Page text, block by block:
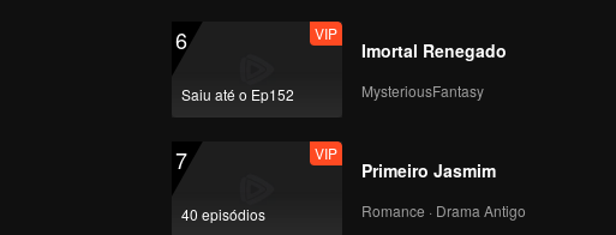
6
Saiu até o Ep152
VIP
Imortal Renegado
MysteriousFantasy
7
40 episódios
VIP
Primeiro Jasmim
Romance · Drama Antigo